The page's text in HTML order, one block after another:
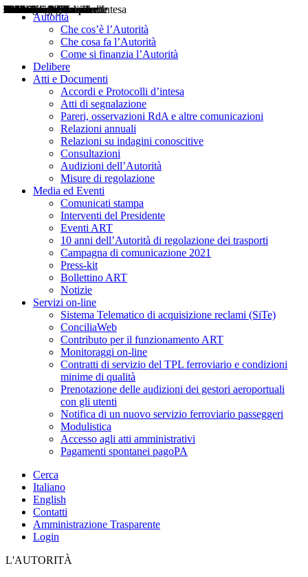
Autorità
Che cos’è l’Autorità
Che cosa fa l’Autorità
Come si finanzia l’Autorità
Delibere
Atti e Documenti
Accordi e Protocolli d’intesa
Atti di segnalazione
Pareri, osservazioni RdA e altre comunicazioni
Relazioni annuali
Relazioni su indagini conoscitive
Consultazioni
Audizioni dell’Autorità
Misure di regolazione
Media ed Eventi
Comunicati stampa
Interventi del Presidente
Eventi ART
10 anni dell’Autorità di regolazione dei trasporti
Campagna di comunicazione 2021
Press-kit
Bollettino ART
Notizie
Servizi on-line
Sistema Telematico di acquisizione reclami (SiTe)
ConciliaWeb
Contributo per il funzionamento ART
Monitoraggi on-line
Contratti di servizio del TPL ferroviario e condizioni
minime di qualità
Prenotazione delle audizioni dei gestori aeroportuali
con gli utenti
Notifica di un nuovo servizio ferroviario passeggeri
Modulistica
Accesso agli atti amministrativi
Pagamenti spontanei pagoPA
Cerca
Italiano
English
Contatti
Amministrazione Trasparente
Login
L'AUTORITÀ
Delibere
Pareri
Consultazioni
Audizioni
Atti di Segnalazione
Accordi e Protocolli d'Intesa
Relazioni annuali
Misure di regolazione
Notizie
Comunicati Stampa
Bollettini ART
Convegni ART
Interviste del Presidente
Articoli in primo piano
Interventi del Presidente
2004
2005
2010
2013
2014
2015
2016
2017
2018
2019
202
2020
2021
2022
2023
2024
2025
2026
Aereo
Marittimo
Terrestre